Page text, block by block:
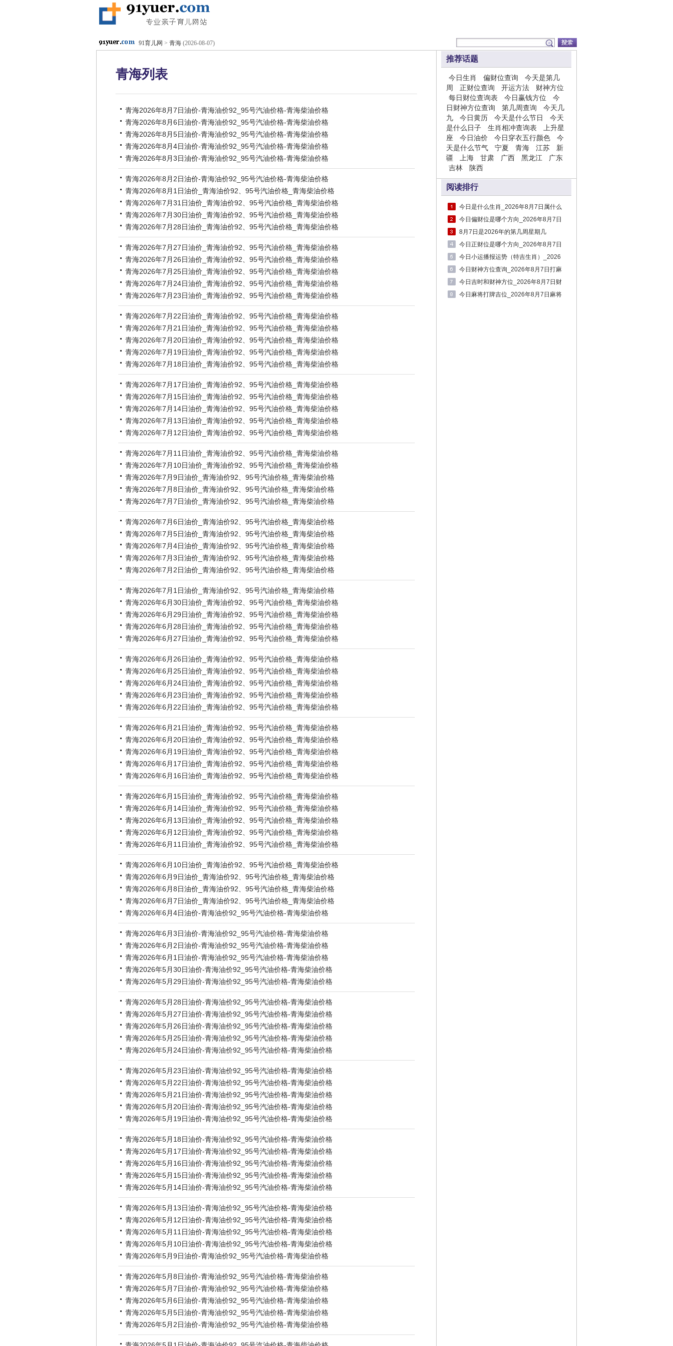
91育儿网 > 青海 (2026-08-07)
青海列表
青海2026年8月7日油价-青海油价92_95号汽油价格-青海柴油价格
青海2026年8月6日油价-青海油价92_95号汽油价格-青海柴油价格
青海2026年8月5日油价-青海油价92_95号汽油价格-青海柴油价格
青海2026年8月4日油价-青海油价92_95号汽油价格-青海柴油价格
青海2026年8月3日油价-青海油价92_95号汽油价格-青海柴油价格
青海2026年8月2日油价-青海油价92_95号汽油价格-青海柴油价格
青海2026年8月1日油价_青海油价92、95号汽油价格_青海柴油价格
青海2026年7月31日油价_青海油价92、95号汽油价格_青海柴油价格
青海2026年7月30日油价_青海油价92、95号汽油价格_青海柴油价格
青海2026年7月28日油价_青海油价92、95号汽油价格_青海柴油价格
青海2026年7月27日油价_青海油价92、95号汽油价格_青海柴油价格
青海2026年7月26日油价_青海油价92、95号汽油价格_青海柴油价格
青海2026年7月25日油价_青海油价92、95号汽油价格_青海柴油价格
青海2026年7月24日油价_青海油价92、95号汽油价格_青海柴油价格
青海2026年7月23日油价_青海油价92、95号汽油价格_青海柴油价格
青海2026年7月22日油价_青海油价92、95号汽油价格_青海柴油价格
青海2026年7月21日油价_青海油价92、95号汽油价格_青海柴油价格
青海2026年7月20日油价_青海油价92、95号汽油价格_青海柴油价格
青海2026年7月19日油价_青海油价92、95号汽油价格_青海柴油价格
青海2026年7月18日油价_青海油价92、95号汽油价格_青海柴油价格
青海2026年7月17日油价_青海油价92、95号汽油价格_青海柴油价格
青海2026年7月15日油价_青海油价92、95号汽油价格_青海柴油价格
青海2026年7月14日油价_青海油价92、95号汽油价格_青海柴油价格
青海2026年7月13日油价_青海油价92、95号汽油价格_青海柴油价格
青海2026年7月12日油价_青海油价92、95号汽油价格_青海柴油价格
青海2026年7月11日油价_青海油价92、95号汽油价格_青海柴油价格
青海2026年7月10日油价_青海油价92、95号汽油价格_青海柴油价格
青海2026年7月9日油价_青海油价92、95号汽油价格_青海柴油价格
青海2026年7月8日油价_青海油价92、95号汽油价格_青海柴油价格
青海2026年7月7日油价_青海油价92、95号汽油价格_青海柴油价格
青海2026年7月6日油价_青海油价92、95号汽油价格_青海柴油价格
青海2026年7月5日油价_青海油价92、95号汽油价格_青海柴油价格
青海2026年7月4日油价_青海油价92、95号汽油价格_青海柴油价格
青海2026年7月3日油价_青海油价92、95号汽油价格_青海柴油价格
青海2026年7月2日油价_青海油价92、95号汽油价格_青海柴油价格
青海2026年7月1日油价_青海油价92、95号汽油价格_青海柴油价格
青海2026年6月30日油价_青海油价92、95号汽油价格_青海柴油价格
青海2026年6月29日油价_青海油价92、95号汽油价格_青海柴油价格
青海2026年6月28日油价_青海油价92、95号汽油价格_青海柴油价格
青海2026年6月27日油价_青海油价92、95号汽油价格_青海柴油价格
青海2026年6月26日油价_青海油价92、95号汽油价格_青海柴油价格
青海2026年6月25日油价_青海油价92、95号汽油价格_青海柴油价格
青海2026年6月24日油价_青海油价92、95号汽油价格_青海柴油价格
青海2026年6月23日油价_青海油价92、95号汽油价格_青海柴油价格
青海2026年6月22日油价_青海油价92、95号汽油价格_青海柴油价格
青海2026年6月21日油价_青海油价92、95号汽油价格_青海柴油价格
青海2026年6月20日油价_青海油价92、95号汽油价格_青海柴油价格
青海2026年6月19日油价_青海油价92、95号汽油价格_青海柴油价格
青海2026年6月17日油价_青海油价92、95号汽油价格_青海柴油价格
青海2026年6月16日油价_青海油价92、95号汽油价格_青海柴油价格
青海2026年6月15日油价_青海油价92、95号汽油价格_青海柴油价格
青海2026年6月14日油价_青海油价92、95号汽油价格_青海柴油价格
青海2026年6月13日油价_青海油价92、95号汽油价格_青海柴油价格
青海2026年6月12日油价_青海油价92、95号汽油价格_青海柴油价格
青海2026年6月11日油价_青海油价92、95号汽油价格_青海柴油价格
青海2026年6月10日油价_青海油价92、95号汽油价格_青海柴油价格
青海2026年6月9日油价_青海油价92、95号汽油价格_青海柴油价格
青海2026年6月8日油价_青海油价92、95号汽油价格_青海柴油价格
青海2026年6月7日油价_青海油价92、95号汽油价格_青海柴油价格
青海2026年6月4日油价-青海油价92_95号汽油价格-青海柴油价格
青海2026年6月3日油价-青海油价92_95号汽油价格-青海柴油价格
青海2026年6月2日油价-青海油价92_95号汽油价格-青海柴油价格
青海2026年6月1日油价-青海油价92_95号汽油价格-青海柴油价格
青海2026年5月30日油价-青海油价92_95号汽油价格-青海柴油价格
青海2026年5月29日油价-青海油价92_95号汽油价格-青海柴油价格
青海2026年5月28日油价-青海油价92_95号汽油价格-青海柴油价格
青海2026年5月27日油价-青海油价92_95号汽油价格-青海柴油价格
青海2026年5月26日油价-青海油价92_95号汽油价格-青海柴油价格
青海2026年5月25日油价-青海油价92_95号汽油价格-青海柴油价格
青海2026年5月24日油价-青海油价92_95号汽油价格-青海柴油价格
青海2026年5月23日油价-青海油价92_95号汽油价格-青海柴油价格
青海2026年5月22日油价-青海油价92_95号汽油价格-青海柴油价格
青海2026年5月21日油价-青海油价92_95号汽油价格-青海柴油价格
青海2026年5月20日油价-青海油价92_95号汽油价格-青海柴油价格
青海2026年5月19日油价-青海油价92_95号汽油价格-青海柴油价格
青海2026年5月18日油价-青海油价92_95号汽油价格-青海柴油价格
青海2026年5月17日油价-青海油价92_95号汽油价格-青海柴油价格
青海2026年5月16日油价-青海油价92_95号汽油价格-青海柴油价格
青海2026年5月15日油价-青海油价92_95号汽油价格-青海柴油价格
青海2026年5月14日油价-青海油价92_95号汽油价格-青海柴油价格
青海2026年5月13日油价-青海油价92_95号汽油价格-青海柴油价格
青海2026年5月12日油价-青海油价92_95号汽油价格-青海柴油价格
青海2026年5月11日油价-青海油价92_95号汽油价格-青海柴油价格
青海2026年5月10日油价-青海油价92_95号汽油价格-青海柴油价格
青海2026年5月9日油价-青海油价92_95号汽油价格-青海柴油价格
青海2026年5月8日油价-青海油价92_95号汽油价格-青海柴油价格
青海2026年5月7日油价-青海油价92_95号汽油价格-青海柴油价格
青海2026年5月6日油价-青海油价92_95号汽油价格-青海柴油价格
青海2026年5月5日油价-青海油价92_95号汽油价格-青海柴油价格
青海2026年5月2日油价-青海油价92_95号汽油价格-青海柴油价格
推荐话题
今日生肖 偏财位查询
今天是第几
周
正财位查询 开运方法
财神方位
每日财位查询表
今日赢钱方位
今
日财神方位查询
第几周查询
今天几
九
今日黄历 今天是什么节日
今天
是什么日子
生肖相冲查询表
上升星
座
今日油价 今日穿衣五行颜色
今
天是什么节气
宁夏 青海 江苏
新
疆
上海 甘肃 广西 黑龙江
广东
吉林
陕西
阅读排行
今日是什么生肖_2026年8月7日属什么
今日偏财位是哪个方向_2026年8月7日
十二时辰财神方位
8月7日是2026年的第几周星期几
今日正财位是哪个方向_2026年8月7日
正财位
今日小运播报运势（特吉生肖）_2026
年8月7日生肖运势查询
今日财神方位查询_2026年8月7日打麻
将必赢方位
今日吉时和财神方位_2026年8月7日财
神方位和时间
今日麻将打牌吉位_2026年8月7日麻将